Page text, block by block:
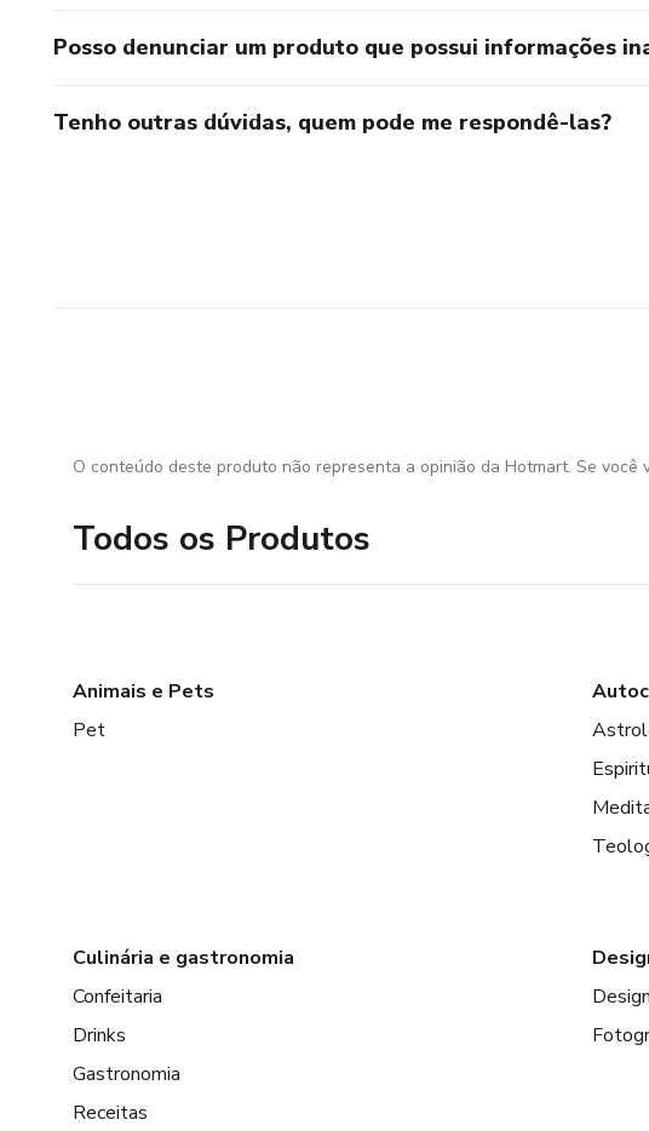
Você pode seguir a ordem dos cadernos
momento da sua vida.
Posso denunciar um produto que possui informações
Tenho outras dúvidas, quem pode me respondê-las?
O conteúdo deste produto não representa a opinião da Hotmart. Se você
Todos os Produtos
Animais e Pets
Pet
Culinária e gastronomia
Confeitaria
Drinks
Gastronomia
Receitas
Design